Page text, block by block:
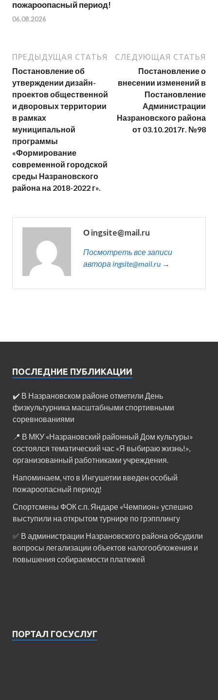
пожароопасный период!⁣⁣⠀
06.08.2026
ПРЕДЫДУЩАЯ СТАТЬЯ
Постановление об
утверждении дизайн-
проектов общественной
и дворовых территории
в рамках
муниципальной
программы
«Формирование
современной городской
среды Назрановского
района на 2018-2022 г».
СЛЕДУЮЩАЯ СТАТЬЯ
Постановление о
внесении изменений в
Постановление
Администрации
Назрановского района
от 03.10.2017г. №98
О ingsite@mail.ru
Посмотреть все записи
автора ingsite@mail.ru →
ПОСЛЕДНИЕ ПУБЛИКАЦИИ
✔️ В Назрановском районе отметили День
физкультурника масштабными спортивными
соревнованиями
📍 В МКУ «Назрановский районный Дом культуры»
состоялся тематический час «Я выбираю жизнь!»,
организованный работниками учреждения.
Напоминаем, что в Ингушетии введен особый
пожароопасный период!⁣⁣⠀
Спортсмены ФОК с.п. Яндаре «Чемпион» успешно
выступили на открытом турнире по грэпплингу
✅ В администрации Назрановского района обсудили
вопросы легализации объектов налогообложения и
повышения собираемости платежей
ПОРТАЛ ГОСУСЛУГ